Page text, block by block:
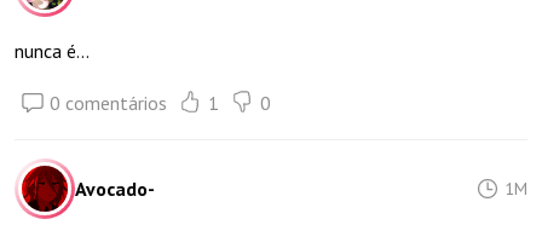
nunca é...
0 comentários 1 0
Avocado- 1M